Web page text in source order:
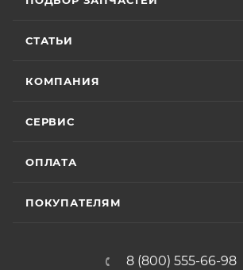
СТАТЬИ
КОМПАНИЯ
СЕРВИС
ОПЛАТА
ПОКУПАТЕЛЯМ
8 (800) 555-66-98